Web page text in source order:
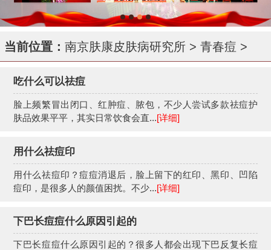
当前位置： 南京肤康皮肤病研究所 > 青春痘 >
吃什么可以祛痘
脸上频繁冒出闭口、红肿痘、脓包，不少人尝试多款祛痘护
肤品效果平平，其实日常饮食会直...[详细]
用什么祛痘印
用什么祛痘印？痘痘消退后，脸上留下的红印、黑印、凹陷
痘印，是很多人的颜值困扰。不少...[详细]
下巴长痘痘什么原因引起的
下巴长痘痘什么原因引起的？很多人都会出现下巴反复长痘